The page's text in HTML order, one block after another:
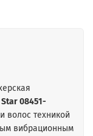
08451-
волос техникой
вибрационным